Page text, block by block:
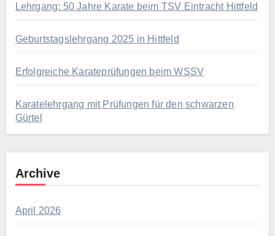
Lehrgang: 50 Jahre Karate beim TSV Eintracht Hittfeld
Geburtstagslehrgang 2025 in Hittfeld
Erfolgreiche Karateprüfungen beim WSSV
Karatelehrgang mit Prüfungen für den schwarzen
Gürtel
Archive
April 2026